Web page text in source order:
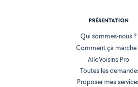
PRÉSENTATION
Qui sommes-nous ?
Comment ça marche
AlloVoisins Pro
Toutes les
Proposer mes